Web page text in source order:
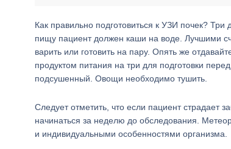
Как правильно подготовиться к УЗИ почек?
пищу пациент должен каши на воде. Лучшими
варить или готовить на пару. Опять же
продуктом питания на три для подготовки
подсушенный. Овощи необходимо тушить.
Следует отметить, что если пациент страдает
начинаться за неделю до обследования.
и индивидуальными особенностями организма.